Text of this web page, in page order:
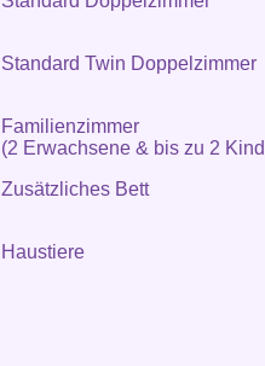
Standard Twin Doppelzimmer
Familienzimmer
(2 Erwachsene & bis zu 2
Zusätzliches Bett
Haustiere